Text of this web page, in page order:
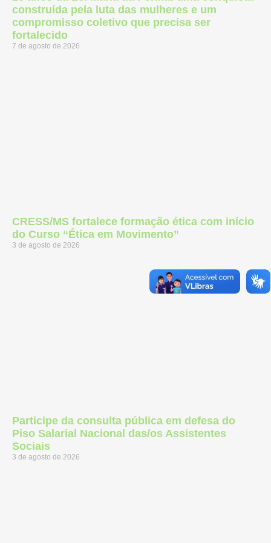
construída pela luta das mulheres e um
compromisso coletivo que precisa ser
fortalecido
7 de agosto de 2026
CRESS/MS fortalece formação ética com início
do Curso “Ética em Movimento”
3 de agosto de 2026
Participe da consulta pública em defesa do
Piso Salarial Nacional das/os Assistentes
Sociais
3 de agosto de 2026